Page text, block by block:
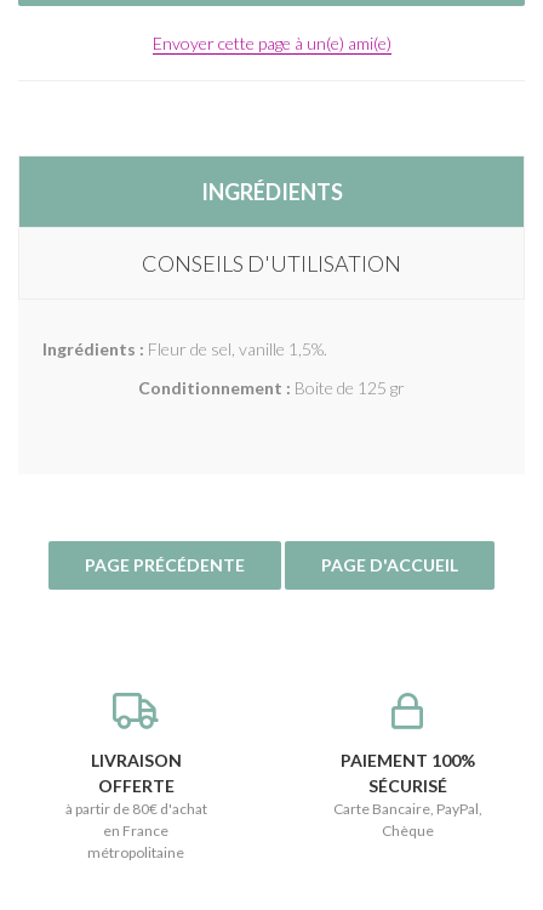
Envoyer cette page à un(e) ami(e)
INGRÉDIENTS
CONSEILS D'UTILISATION
Ingrédients : Fleur de sel, vanille 1,5%.
Conditionnement : Boite de 125 gr
LIVRAISON
OFFERTE
à partir de 80€ d'achat
en France
métropolitaine
PAIEMENT 100%
SÉCURISÉ
Carte Bancaire, PayPal,
Chèque